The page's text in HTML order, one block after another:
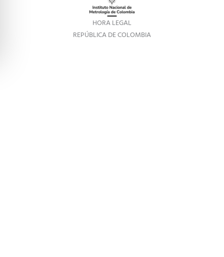
HORA LEGAL
REPÚBLICA DE COLOMBIA